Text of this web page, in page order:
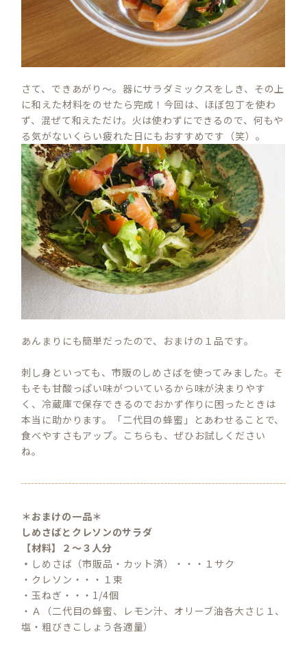
さて、できあがり～。器にサラダミックスをしき、その上
に和えた材料をのせたら完成！今回は、ほぼ包丁を使わ
ず、混ぜて和えただけ。火は使わずにできるので、何もや
る気がないくらい疲れた日にもおすすめです（笑）。
あんまりにも簡単だったので、おまけの１品です。
刺し身といっても、市販のしめさばを使ってみました。そ
もそも甘酸っぱい味がついているから味が決まりやす
く、冷蔵庫で保存できるのでおかず作りに困ったときは
本当に助かります。「二代目の蜂蜜」とあわせることで、
食べやすさもアップ。こちらも、ぜひお試しください
ね。
＊おまけの一品＊
しめさばとクレソンのサラダ
【材料】２～３人分
・ しめさば（市販品・カット済）・・・１サク
・クレソン・・・１束
・玉ねぎ・・・1/4個
・Ａ（二代目の蜂蜜、レモン汁、オリーブ油各大さじ１、
塩・粗びきこしょう各適量）